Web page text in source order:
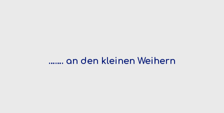
……. an den kleinen Weihern